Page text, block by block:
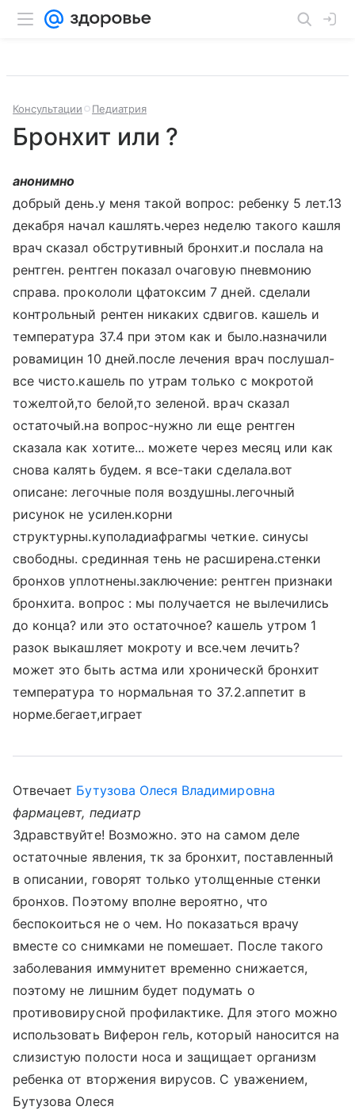
Консультации Педиатрия
Бронхит или ?
анонимно
добрый день.у меня такой вопрос: ребенку 5 лет.13
декабря начал кашлять.через неделю такого кашля
врач сказал обструтивный бронхит.и послала на
рентген. рентген показал очаговую пневмонию
справа. прокололи цфатоксим 7 дней. сделали
контрольный рентен никаких сдвигов. кашель и
температура 37.4 при этом как и было.назначили
ровамицин 10 дней.после лечения врач послушал-
все чисто.кашель по утрам только с мокротой
тожелтой,то белой,то зеленой. врач сказал
остаточый.на вопрос-нужно ли еще рентген
сказала как хотите... можете через месяц или как
снова калять будем. я все-таки сделала.вот
описане: легочные поля воздушны.легочный
рисунок не усилен.корни
структурны.куполадиафрагмы четкие. синусы
свободны. срединная тень не расширена.стенки
бронхов уплотнены.заключение: рентген признаки
бронхита. вопрос : мы получается не вылечились
до конца? или это остаточное? кашель утром 1
разок выкашляет мокроту и все.чем лечить?
может это быть астма или хроническй бронхит
температура то нормальная то 37.2.аппетит в
норме.бегает,играет
Отвечает Бутузова Олеся Владимировна
фармацевт, педиатр
Здравствуйте! Возможно. это на самом деле
остаточные явления, тк за бронхит, поставленный
в описании, говорят только утолщенные стенки
бронхов. Поэтому вполне вероятно, что
беспокоиться не о чем. Но показаться врачу
вместе со снимками не помешает. После такого
заболевания иммунитет временно снижается,
поэтому не лишним будет подумать о
противовирусной профилактике. Для этого можно
использовать Виферон гель, который наносится на
слизистую полости носа и защищает организм
ребенка от вторжения вирусов. С уважением,
Бутузова Олеся